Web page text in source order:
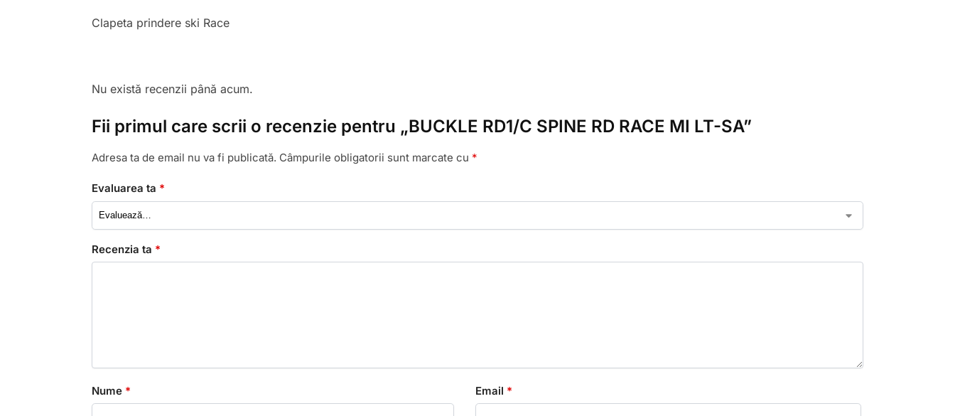
Clapeta prindere ski Race
Nu există recenzii până acum.
Fii primul care scrii o recenzie pentru „BUCKLE RD1/C SPINE RD RACE MI LT-SA”
Adresa ta de email nu va fi publicată. Câmpurile obligatorii sunt marcate cu *
Evaluarea ta *
Recenzia ta *
Nume * Email *